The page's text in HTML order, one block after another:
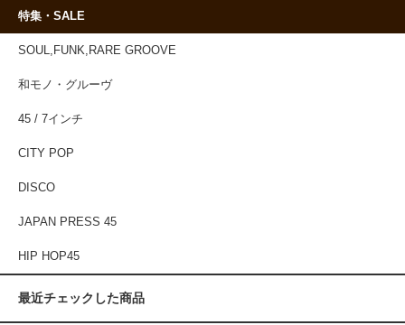
特集・SALE
SOUL,FUNK,RARE GROOVE
和モノ・グルーヴ
45 / 7インチ
CITY POP
DISCO
JAPAN PRESS 45
HIP HOP45
最近チェックした商品